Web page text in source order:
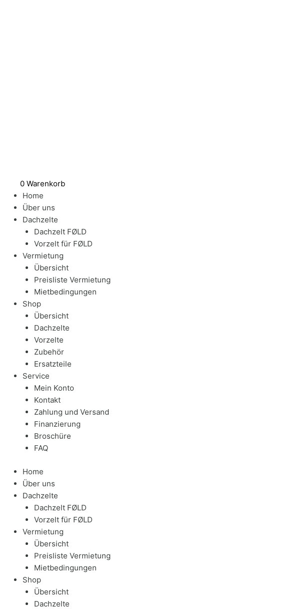
0 Warenkorb
Home
Über uns
Dachzelte
Dachzelt FØLD
Vorzelt für FØLD
Vermietung
Übersicht
Preisliste Vermietung
Mietbedingungen
Shop
Übersicht
Dachzelte
Vorzelte
Zubehör
Ersatzteile
Service
Mein Konto
Kontakt
Zahlung und Versand
Finanzierung
Broschüre
FAQ
Home
Über uns
Dachzelte
Dachzelt FØLD
Vorzelt für FØLD
Vermietung
Übersicht
Preisliste Vermietung
Mietbedingungen
Shop
Übersicht
Dachzelte